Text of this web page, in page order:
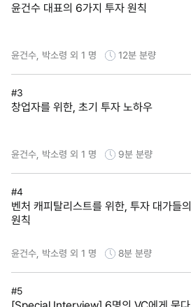
윤건수 대표의 6가지 투자 원칙
윤건수, 박소령 외 1 명 12분 분량
#3
창업자를 위한, 초기 투자 노하우
윤건수, 박소령 외 1 명 9분 분량
#4
벤처 캐피탈리스트를 위한, 투자 대가들의
원칙
윤건수, 박소령 외 1 명 8분 분량
#5